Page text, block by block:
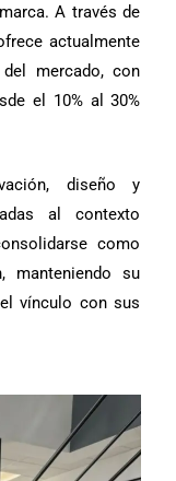
A través de
actualmente
mercado, con
el 10% al 30%
diseño y
al contexto
como
manteniendo su
vínculo con sus